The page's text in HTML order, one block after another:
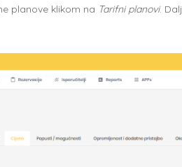
planove klikom na Tarifni planovi.